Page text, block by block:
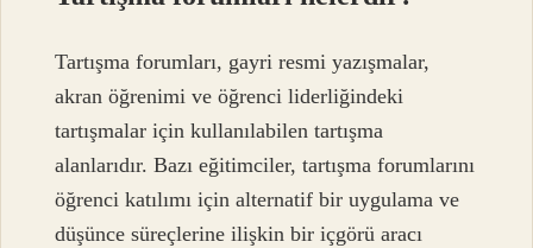
Tartışma forumları, gayri resmi yazışmalar,
akran öğrenimi ve öğrenci liderliğindeki
tartışmalar için kullanılabilen tartışma
alanlarıdır. Bazı eğitimciler, tartışma forumlarını
öğrenci katılımı için alternatif bir uygulama ve
düşünce süreçlerine ilişkin bir içgörü aracı